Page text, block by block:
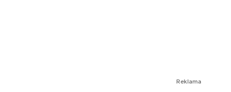
Reklama